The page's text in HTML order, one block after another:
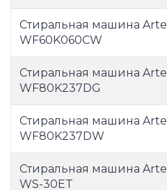
Стиральная машина Artel
WF60K060CW
Стиральная машина Artel
WF80K237DG
Стиральная машина Artel
WF80K237DW
Стиральная машина Artel
WS-30ET